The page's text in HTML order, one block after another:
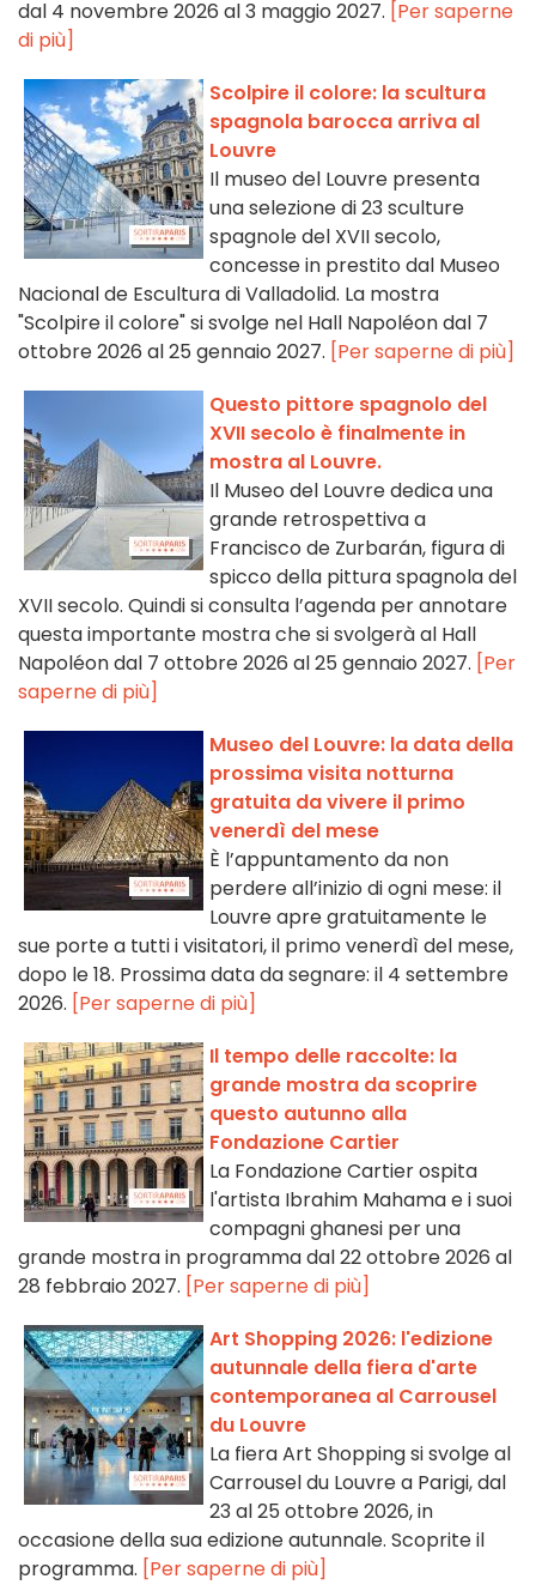
dal 4 novembre 2026 al 3 maggio 2027. [Per saperne
di più]
Scolpire il colore: la scultura
spagnola barocca arriva al
Louvre
Il museo del Louvre presenta
una selezione di 23 sculture
spagnole del XVII secolo,
concesse in prestito dal Museo
Nacional de Escultura di Valladolid. La mostra
"Scolpire il colore" si svolge nel Hall Napoléon dal 7
ottobre 2026 al 25 gennaio 2027. [Per saperne di più]
Questo pittore spagnolo del
XVII secolo è finalmente in
mostra al Louvre.
Il Museo del Louvre dedica una
grande retrospettiva a
Francisco de Zurbarán, figura di
spicco della pittura spagnola del
XVII secolo. Quindi si consulta l’agenda per annotare
questa importante mostra che si svolgerà al Hall
Napoléon dal 7 ottobre 2026 al 25 gennaio 2027. [Per
saperne di più]
Museo del Louvre: la data della
prossima visita notturna
gratuita da vivere il primo
venerdì del mese
È l’appuntamento da non
perdere all’inizio di ogni mese: il
Louvre apre gratuitamente le
sue porte a tutti i visitatori, il primo venerdì del mese,
dopo le 18. Prossima data da segnare: il 4 settembre
2026. [Per saperne di più]
Il tempo delle raccolte: la
grande mostra da scoprire
questo autunno alla
Fondazione Cartier
La Fondazione Cartier ospita
l'artista Ibrahim Mahama e i suoi
compagni ghanesi per una
grande mostra in programma dal 22 ottobre 2026 al
28 febbraio 2027. [Per saperne di più]
Art Shopping 2026: l'edizione
autunnale della fiera d'arte
contemporanea al Carrousel
du Louvre
La fiera Art Shopping si svolge al
Carrousel du Louvre a Parigi, dal
23 al 25 ottobre 2026, in
occasione della sua edizione autunnale. Scoprite il
programma. [Per saperne di più]